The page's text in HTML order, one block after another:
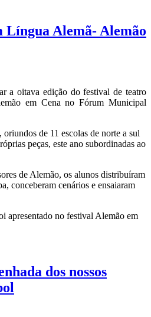
Língua Alemã- Alemão
a oitava edição do festival de teatro
em Cena no Fórum Municipal
de 11 escolas de norte a sul
peças, este ano subordinadas ao
de Alemão, os alunos distribuíram
conceberam cenários e ensaiaram
apresentado no festival Alemão em
dos nossos